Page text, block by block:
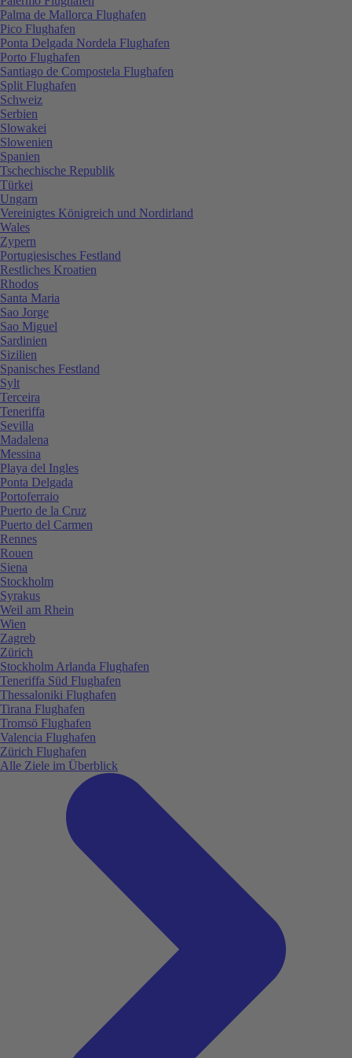
Palma de Mallorca Flughafen
Pico Flughafen
Ponta Delgada Nordela Flughafen
Porto Flughafen
Santiago de Compostela Flughafen
Split Flughafen
Schweiz
Serbien
Slowakei
Slowenien
Spanien
Tschechische Republik
Türkei
Ungarn
Vereinigtes Königreich und Nordirland
Wales
Zypern
Portugiesisches Festland
Restliches Kroatien
Rhodos
Santa Maria
Sao Jorge
Sao Miguel
Sardinien
Sizilien
Spanisches Festland
Sylt
Terceira
Teneriffa
Sevilla
Madalena
Messina
Playa del Ingles
Ponta Delgada
Portoferraio
Puerto de la Cruz
Puerto del Carmen
Rennes
Rouen
Siena
Stockholm
Syrakus
Weil am Rhein
Wien
Zagreb
Zürich
Stockholm Arlanda Flughafen
Teneriffa Süd Flughafen
Thessaloniki Flughafen
Tirana Flughafen
Tromsö Flughafen
Valencia Flughafen
Zürich Flughafen
Alle Ziele im Überblick